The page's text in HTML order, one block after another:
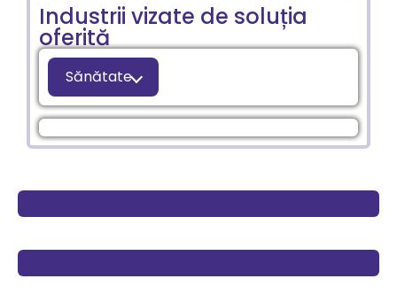
Industrii vizate de soluția
oferită
Sănătate